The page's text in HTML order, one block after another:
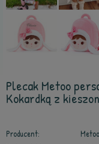
Plecak Metoo
Kokardką z
Producent:
Metoo